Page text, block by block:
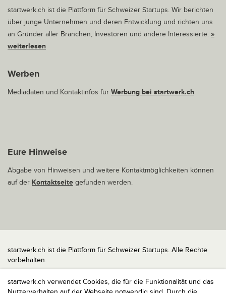
startwerk.ch verwendet Cookies, die für die Funktionalität und das
startwerk.ch ist die Plattform für Schweizer Startups. Wir berichten
über junge Unternehmen und deren Entwicklung und richten uns
an Gründer aller Branchen, Investoren und andere Interessierte. »
weiterlesen
Werben
Mediadaten und Kontaktinfos für Werbung bei startwerk.ch
Eure Hinweise
Abgabe von Hinweisen und weitere Kontaktmöglichkeiten können
auf der Kontaktseite gefunden werden.
startwerk.ch ist die Plattform für Schweizer Startups. Alle Rechte
vorbehalten.
Impressum
Kontakt